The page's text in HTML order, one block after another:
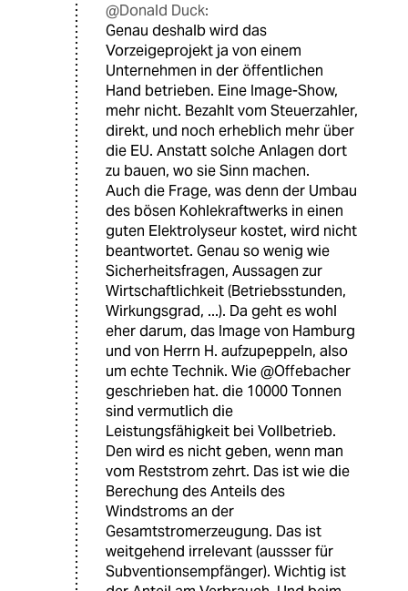
@Donald Duck:
Genau deshalb wird das
Vorzeigeprojekt ja von einem
Unternehmen in der öffentlichen
Hand betrieben. Eine Image-Show,
mehr nicht. Bezahlt vom Steuerzahler,
direkt, und noch erheblich mehr über
die EU. Anstatt solche Anlagen dort
zu bauen, wo sie Sinn machen.
Auch die Frage, was denn der Umbau
des bösen Kohlekraftwerks in einen
guten Elektrolyseur kostet, wird nicht
beantwortet. Genau so wenig wie
Sicherheitsfragen, Aussagen zur
Wirtschaftlichkeit (Betriebsstunden,
Wirkungsgrad, ...). Da geht es wohl
eher darum, das Image von Hamburg
und von Herrn H. aufzupeppeln, also
um echte Technik. Wie @Offebacher
geschrieben hat. die 10000 Tonnen
sind vermutlich die
Leistungsfähigkeit bei Vollbetrieb.
Den wird es nicht geben, wenn man
vom Reststrom zehrt. Das ist wie die
Berechung des Anteils des
Windstroms an der
Gesamtstromerzeugung. Das ist
weitgehend irrelevant (aussser für
Subventionsempfänger). Wichtig ist